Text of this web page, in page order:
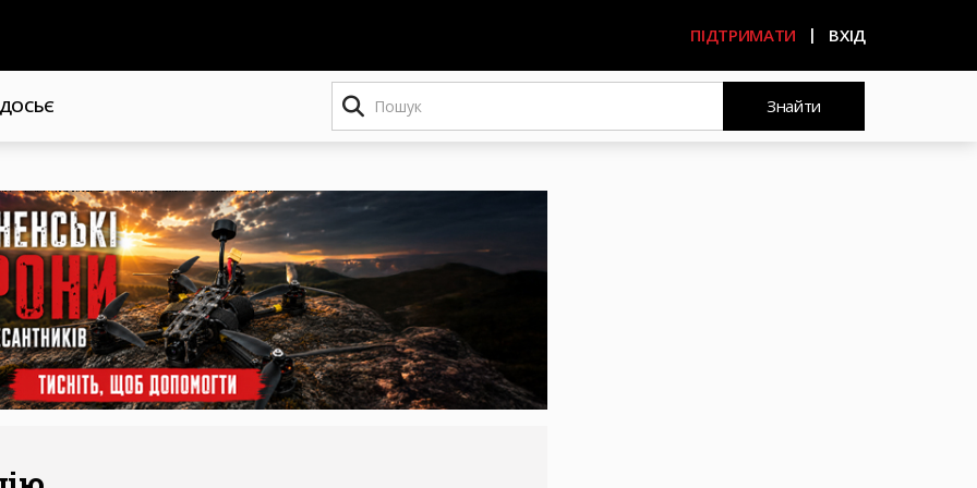
ПІДТРИМАТИ ВХІД
ДОСЬЄ
Пошук
Знайти